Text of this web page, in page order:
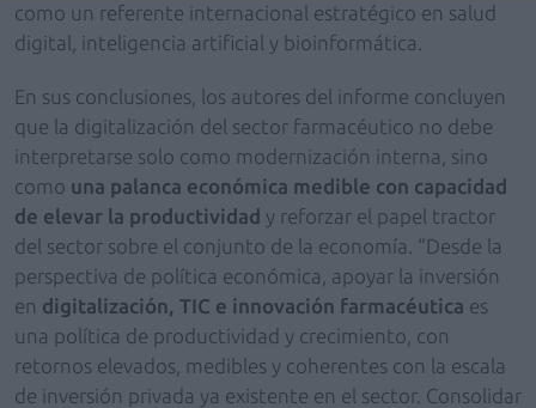
como un referente internacional estratégico en salud
digital, inteligencia artificial y bioinformática.
En sus conclusiones, los autores del informe concluyen
que la digitalización del sector farmacéutico no debe
interpretarse solo como modernización interna, sino
como una palanca económica medible con capacidad
de elevar la productividad y reforzar el papel tractor
del sector sobre el conjunto de la economía. “Desde la
perspectiva de política económica, apoyar la inversión
en digitalización, TIC e innovación farmacéutica es
una política de productividad y crecimiento, con
retornos elevados, medibles y coherentes con la escala
de inversión privada ya existente en el sector. Consolidar